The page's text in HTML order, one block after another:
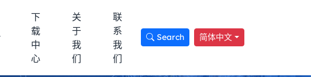
下
载
中
心
关
于
我
们
联
系
我
们
Search 简体中文